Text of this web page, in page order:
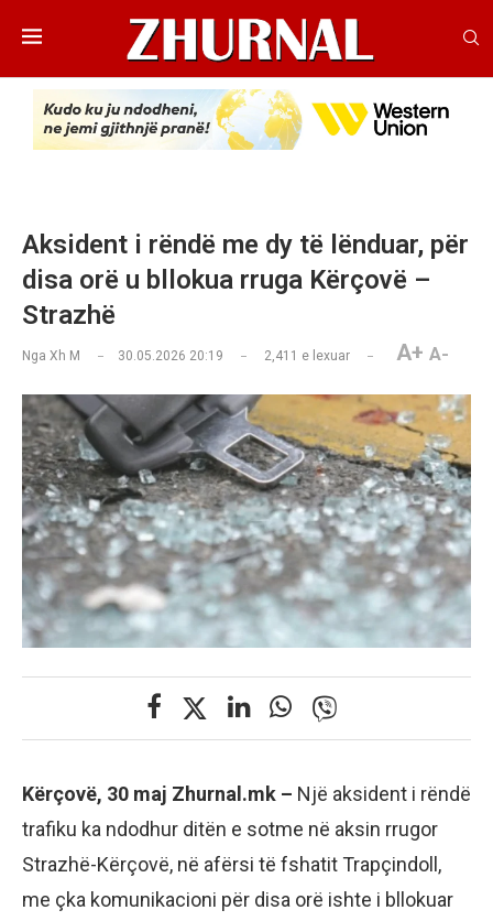
Aksident i rëndë me dy të lënduar, për
disa orë u bllokua rruga Kërçovë –
Strazhë
Nga Xh M 30.05.2026 20:19 2,411 e lexuar A+ A-
Kërçovë, 30 maj Zhurnal.mk – Një aksident i rëndë
trafiku ka ndodhur ditën e sotme në aksin rrugor
Strazhë-Kërçovë, në afërsi të fshatit Trapçindoll,
me çka komunikacioni për disa orë ishte i bllokuar